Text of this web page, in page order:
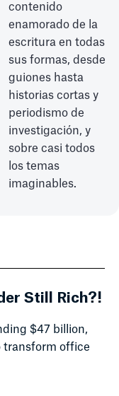
contenido
enamorado de la
escritura en todas
sus formas, desde
guiones hasta
historias cortas y
periodismo de
investigación, y
sobre casi todos
los temas
imaginables.
Still Rich?!
$47 billion,
transform office